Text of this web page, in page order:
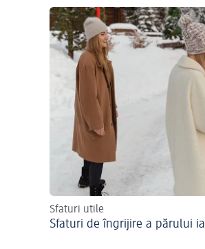
Sfaturi utile
Sfaturi de îngrijire a părului